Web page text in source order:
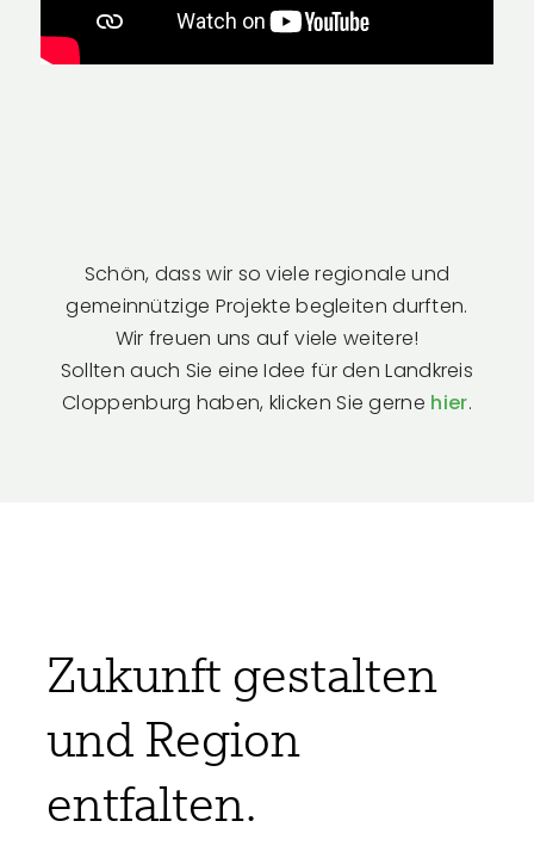
Schön, dass wir so viele regionale und
gemeinnützige Projekte begleiten durften.
Wir freuen uns auf viele weitere!
Sollten auch Sie eine Idee für den Landkreis
Cloppenburg haben, klicken Sie gerne hier.
Zukunft gestalten
und Region
entfalten.